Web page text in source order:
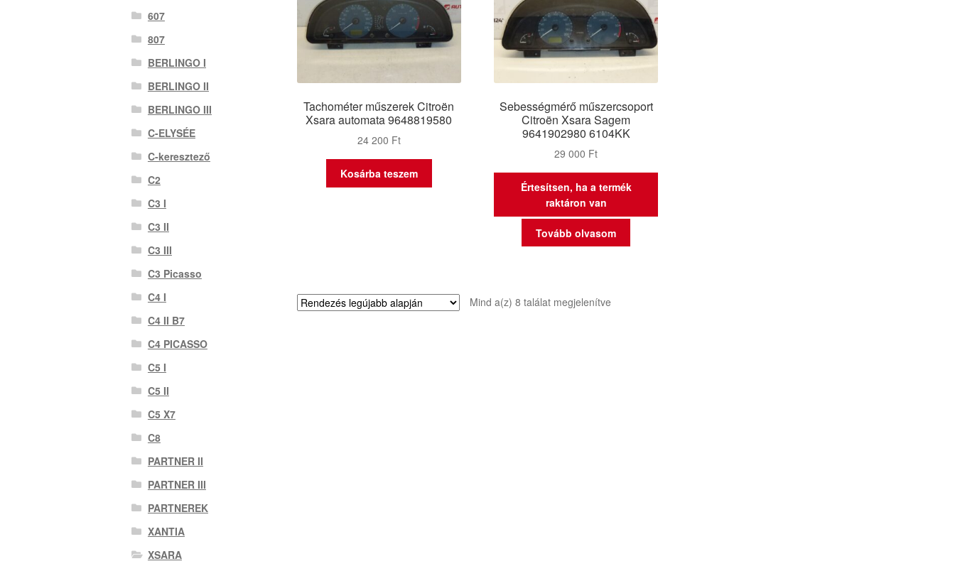
Tachométer műszerek Citroën
Xsara automata 9648819580
24 200 Ft
Kosárba teszem
Sebességmérő műszercsoport
Citroën Xsara Sagem
9641902980 6104KK
29 000 Ft
Értesítsen, ha a termék
raktáron van
Tovább olvasom
Mind a(z) 8 találat megjelenítveSorted
607
807
BERLINGO I
BERLINGO II
BERLINGO III
C-ELYSÉE
C-keresztező
C2
C3 I
C3 II
C3 III
C3 Picasso
C4 I
C4 II B7
C4 PICASSO
C5 I
C5 II
C5 X7
C8
PARTNER II
PARTNER III
PARTNEREK
XANTIA
XSARA